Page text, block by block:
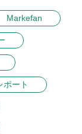
Markefan
ポート